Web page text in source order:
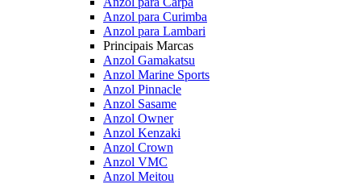
Anzol para Curimba
Anzol para Lambari
Principais Marcas
Anzol Gamakatsu
Anzol Marine Sports
Anzol Pinnacle
Anzol Sasame
Anzol Owner
Anzol Kenzaki
Anzol Crown
Anzol VMC
Anzol Meitou